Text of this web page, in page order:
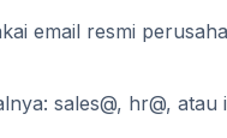
email resmi
sales@, hr@, atau